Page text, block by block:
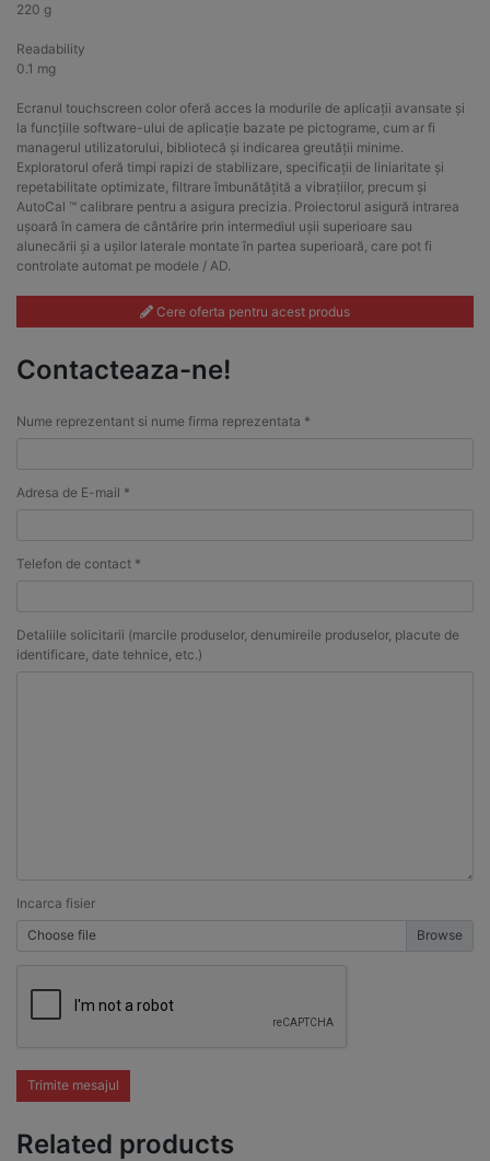
220 g
Readability
0.1 mg
Ecranul touchscreen color oferă acces la modurile de aplicații avansate și
la funcțiile software-ului de aplicație bazate pe pictograme, cum ar fi
managerul utilizatorului, bibliotecă și indicarea greutății minime.
Exploratorul oferă timpi rapizi de stabilizare, specificații de liniaritate și
repetabilitate optimizate, filtrare îmbunătățită a vibrațiilor, precum și
AutoCal ™ calibrare pentru a asigura precizia. Proiectorul asigură intrarea
ușoară în camera de cântărire prin intermediul ușii superioare sau
alunecării și a ușilor laterale montate în partea superioară, care pot fi
controlate automat pe modele / AD.
Cere oferta pentru acest produs
Contacteaza-ne!
Nume reprezentant si nume firma reprezentata *
Adresa de E-mail *
Telefon de contact *
Detaliile solicitarii (marcile produselor, denumireile produselor, placute de
identificare, date tehnice, etc.)
Incarca fisier
Choose file
Trimite mesajul
Related products